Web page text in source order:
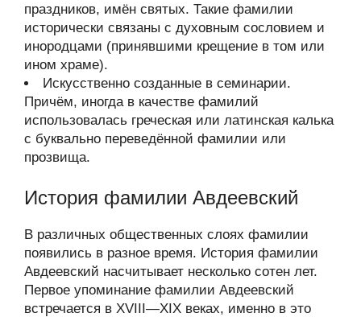
праздников, имён святых. Такие фамилии
исторически связаны с духовным сословием и
инородцами (принявшими крещение в том или
ином храме).
Искусственно созданные в семинарии.
Причём, иногда в качестве фамилий
использовалась греческая или латинская калька
с буквально переведённой фамилии или
прозвища.
История фамилии Авдеевский
В различных общественных слоях фамилии
появились в разное время. История фамилии
Авдеевский насчитывает несколько сотен лет.
Первое упоминание фамилии Авдеевский
встречается в XVIII—XIX веках, именно в это